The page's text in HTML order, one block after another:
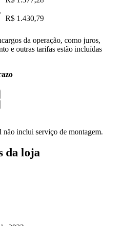
R$ 1.430,79
da operação, como juros,
e outras tarifas estão incluídas
não inclui serviço de montagem.
da loja